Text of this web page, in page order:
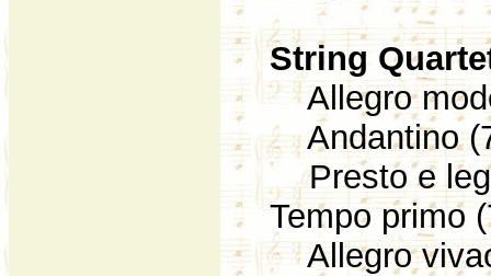
String
Allegro
Andantino
Presto e
Tempo primo
Allegro